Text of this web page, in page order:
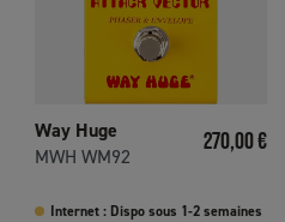
Way Huge
MWH WM92
Prix
270,00 €
Internet : Dispo sous 1-2 semaines